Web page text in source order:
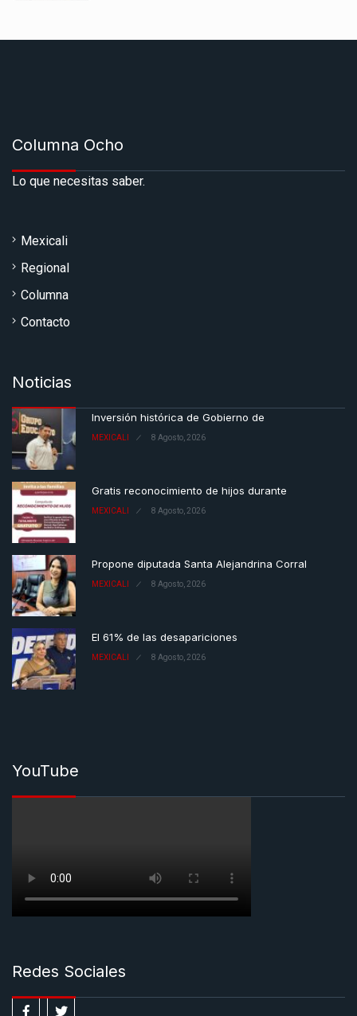
Columna Ocho
Lo que necesitas saber.
Mexicali
Regional
Columna
Contacto
Noticias
Inversión histórica de Gobierno de
MEXICALI 8 Agosto, 2026
Gratis reconocimiento de hijos durante
MEXICALI 8 Agosto, 2026
Propone diputada Santa Alejandrina Corral
MEXICALI 8 Agosto, 2026
El 61% de las desapariciones
MEXICALI 8 Agosto, 2026
YouTube
Redes Sociales